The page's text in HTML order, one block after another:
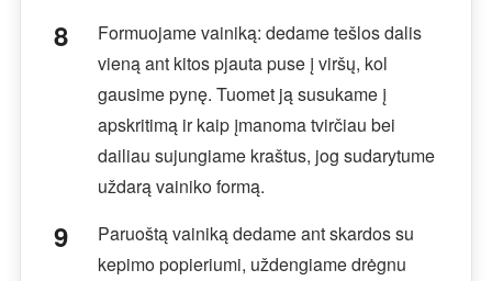
Formuojame vainiką: dedame tešlos dalis
vieną ant kitos pjauta puse į viršų, kol
gausime pynę. Tuomet ją susukame į
apskritimą ir kaip įmanoma tvirčiau bei
dailiau sujungiame kraštus, jog sudarytume
uždarą vainiko formą.
Paruoštą vainiką dedame ant skardos su
kepimo popieriumi, uždengiame drėgnu